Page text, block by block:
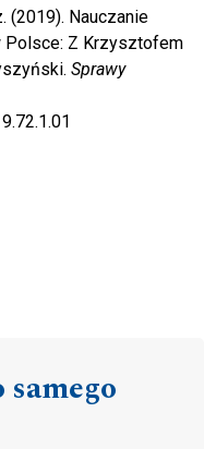
(2019). Nauczanie
Polsce: Z Krzysztofem
Sprawy